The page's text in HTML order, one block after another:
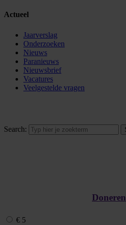
Actueel
Jaarverslag
Onderzoeken
Nieuws
Paranieuws
Nieuwsbrief
Vacatures
Veelgestelde vragen
Search:
Doneren
€ 5